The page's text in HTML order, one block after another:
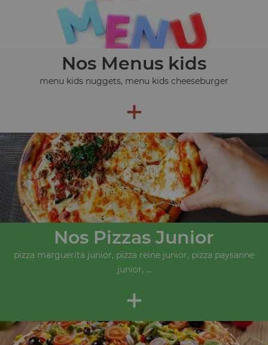
Nos Menus kids
menu kids nuggets, menu kids cheeseburger
+
Nos Pizzas Junior
pizza marguerita junior, pizza reine junior, pizza paysanne
junior, ...
+